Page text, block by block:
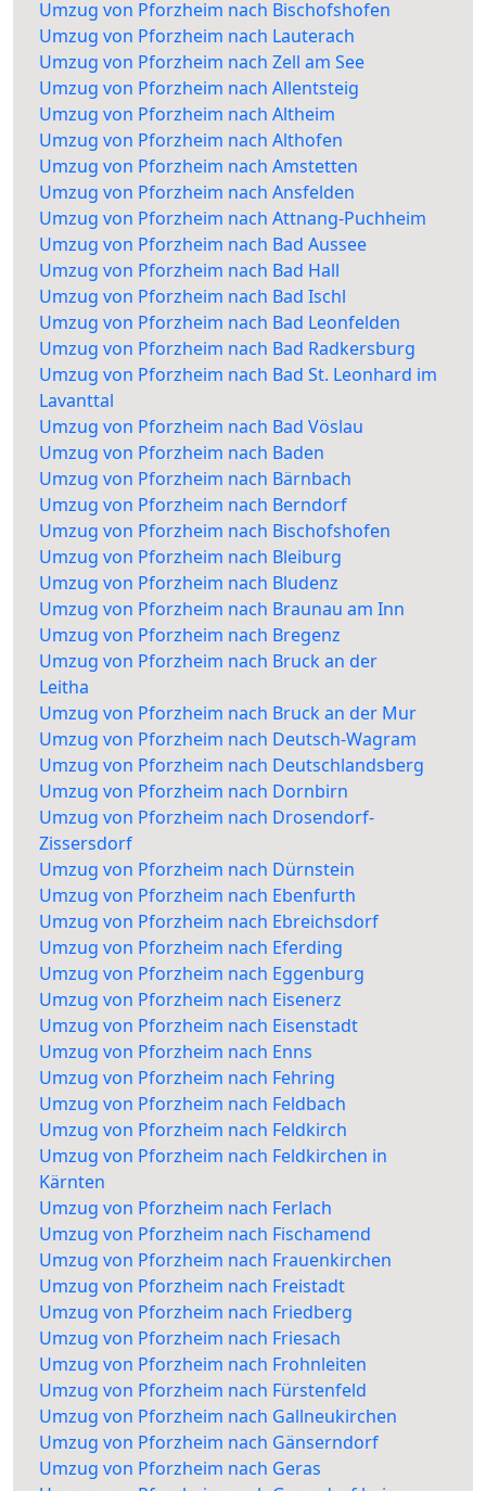
Umzug von Pforzheim nach Bischofshofen
Umzug von Pforzheim nach Lauterach
Umzug von Pforzheim nach Zell am See
Umzug von Pforzheim nach Allentsteig
Umzug von Pforzheim nach Altheim
Umzug von Pforzheim nach Althofen
Umzug von Pforzheim nach Amstetten
Umzug von Pforzheim nach Ansfelden
Umzug von Pforzheim nach Attnang-Puchheim
Umzug von Pforzheim nach Bad Aussee
Umzug von Pforzheim nach Bad Hall
Umzug von Pforzheim nach Bad Ischl
Umzug von Pforzheim nach Bad Leonfelden
Umzug von Pforzheim nach Bad Radkersburg
Umzug von Pforzheim nach Bad St. Leonhard im
Lavanttal
Umzug von Pforzheim nach Bad Vöslau
Umzug von Pforzheim nach Baden
Umzug von Pforzheim nach Bärnbach
Umzug von Pforzheim nach Berndorf
Umzug von Pforzheim nach Bischofshofen
Umzug von Pforzheim nach Bleiburg
Umzug von Pforzheim nach Bludenz
Umzug von Pforzheim nach Braunau am Inn
Umzug von Pforzheim nach Bregenz
Umzug von Pforzheim nach Bruck an der
Leitha
Umzug von Pforzheim nach Bruck an der Mur
Umzug von Pforzheim nach Deutsch-Wagram
Umzug von Pforzheim nach Deutschlandsberg
Umzug von Pforzheim nach Dornbirn
Umzug von Pforzheim nach Drosendorf-
Zissersdorf
Umzug von Pforzheim nach Dürnstein
Umzug von Pforzheim nach Ebenfurth
Umzug von Pforzheim nach Ebreichsdorf
Umzug von Pforzheim nach Eferding
Umzug von Pforzheim nach Eggenburg
Umzug von Pforzheim nach Eisenerz
Umzug von Pforzheim nach Eisenstadt
Umzug von Pforzheim nach Enns
Umzug von Pforzheim nach Fehring
Umzug von Pforzheim nach Feldbach
Umzug von Pforzheim nach Feldkirch
Umzug von Pforzheim nach Feldkirchen in
Kärnten
Umzug von Pforzheim nach Ferlach
Umzug von Pforzheim nach Fischamend
Umzug von Pforzheim nach Frauenkirchen
Umzug von Pforzheim nach Freistadt
Umzug von Pforzheim nach Friedberg
Umzug von Pforzheim nach Friesach
Umzug von Pforzheim nach Frohnleiten
Umzug von Pforzheim nach Fürstenfeld
Umzug von Pforzheim nach Gallneukirchen
Umzug von Pforzheim nach Gänserndorf
Umzug von Pforzheim nach Geras